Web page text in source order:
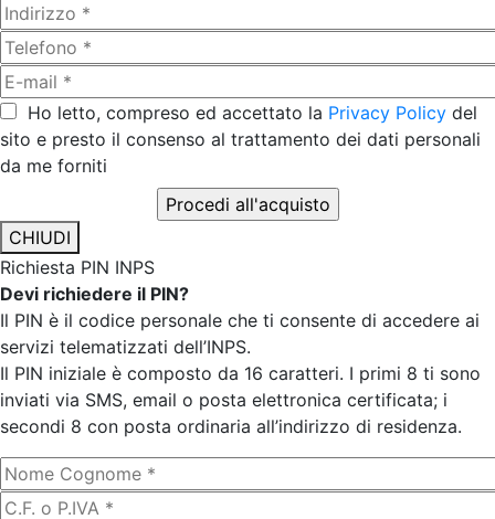
Ho letto, compreso ed accettato la Privacy Policy del
sito e presto il consenso al trattamento dei dati personali
da me forniti
CHIUDI
Richiesta PIN INPS
Devi richiedere il PIN?
Il PIN è il codice personale che ti consente di accedere ai
servizi telematizzati dell’INPS.
Il PIN iniziale è composto da 16 caratteri. I primi 8 ti sono
inviati via SMS, email o posta elettronica certificata; i
secondi 8 con posta ordinaria all’indirizzo di residenza.